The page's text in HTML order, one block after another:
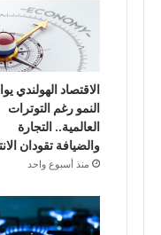
الاقتصاد الهولندي
النمو رغم التوترات
العالمية.. التجارة
والضيافة تقودان
منذ أسبوع واحد